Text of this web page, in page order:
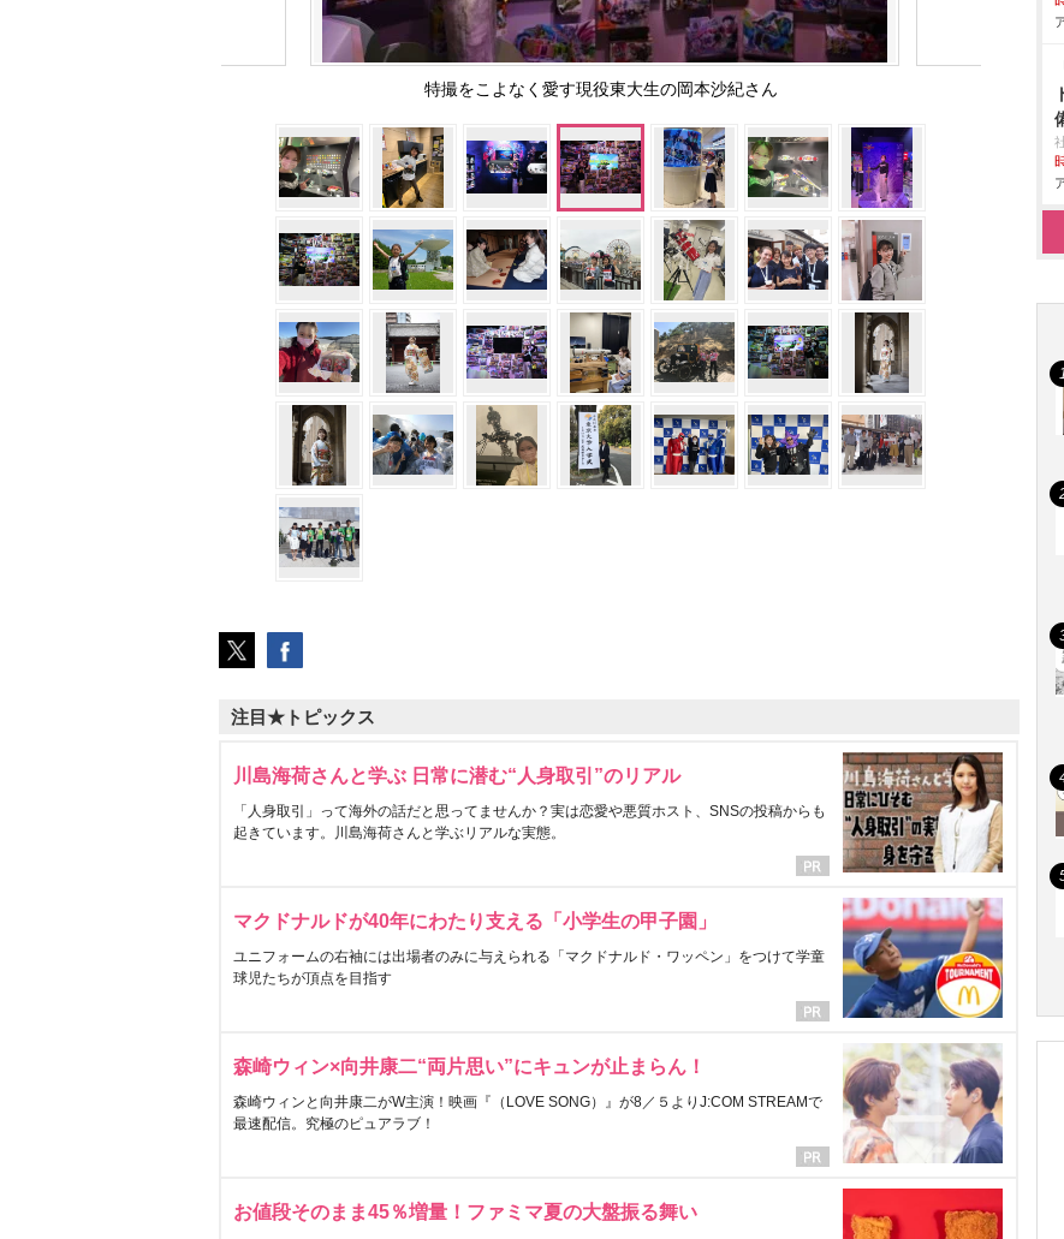
特撮をこよなく愛す現役東大生の岡本沙紀さん
注目★トピックス
川島海荷さんと学ぶ 日常に潜む“人身取引”のリアル
「人身取引」って海外の話だと思ってませんか？実は恋愛や悪質ホスト、SNSの投稿からも
起きています。川島海荷さんと学ぶリアルな実態。
マクドナルドが40年にわたり支える「小学生の甲子園」
ユニフォームの右袖には出場者のみに与えられる「マクドナルド・ワッペン」をつけて学童
球児たちが頂点を目指す
森崎ウィン×向井康二“両片思い”にキュンが止まらん！
森崎ウィンと向井康二がW主演！映画『（LOVE SONG）』が8／５よりJ:COM STREAMで
最速配信。究極のピュアラブ！
お値段そのまま45％増量！ファミマ夏の大盤振る舞い